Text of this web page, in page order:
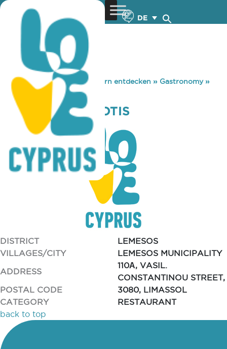
DE
You are here: Home »Zypern entdecken » Gastronomy»
FINIOTIS & APSIOTIS
FINIOTIS & APSIOTIS
DISTRICT
LEMESOS
VILLAGES/CITY
LEMESOS MUNICIPALITY
ADDRESS
110Α, VASIL.
CONSTANTINOU STREET,
POSTAL CODE
3080, LIMASSOL
CATEGORY
RESTAURANT
back to top